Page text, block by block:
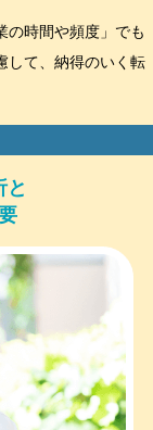
の時間や頻度」でも
して、納得のいく転
と